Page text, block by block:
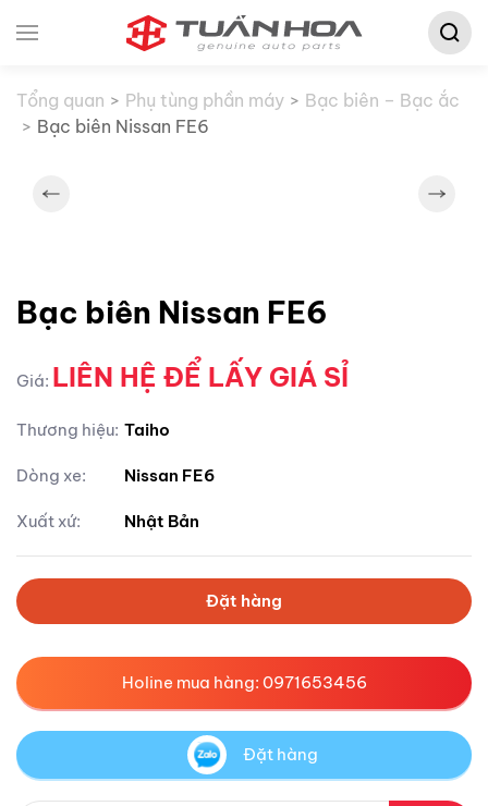
Tìm
Tổng quan
Phụ tùng phần máy
Bạc biên – Bạc ắc
Bạc biên Nissan FE6
Bạc biên Nissan FE6
Giá: LIÊN HỆ ĐỂ LẤY GIÁ SỈ
Thương hiệu: Taiho
Dòng xe: Nissan FE6
Xuất xứ: Nhật Bản
Đặt hàng
Holine mua hàng: 0971653456
Đặt hàng